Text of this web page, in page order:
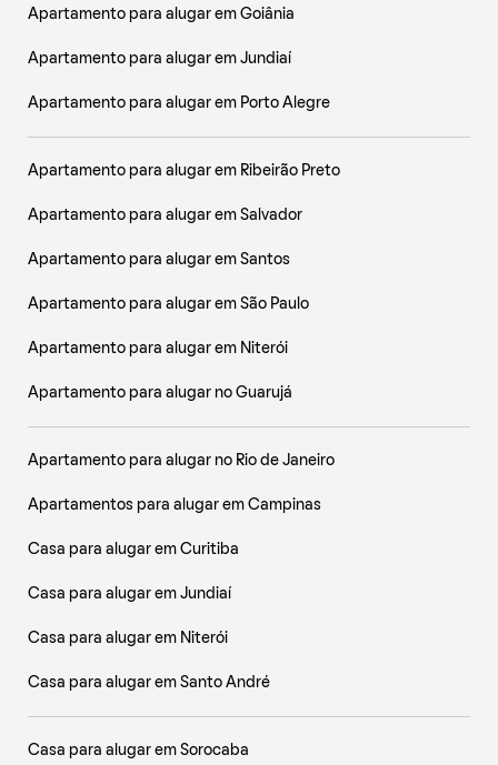
Apartamento para alugar em Goiânia
Apartamento para alugar em Jundiaí
Apartamento para alugar em Porto Alegre
Apartamento para alugar em Ribeirão Preto
Apartamento para alugar em Salvador
Apartamento para alugar em Santos
Apartamento para alugar em São Paulo
Apartamento para alugar em Niterói
Apartamento para alugar no Guarujá
Apartamento para alugar no Rio de Janeiro
Apartamentos para alugar em Campinas
Casa para alugar em Curitiba
Casa para alugar em Jundiaí
Casa para alugar em Niterói
Casa para alugar em Santo André
Casa para alugar em Sorocaba